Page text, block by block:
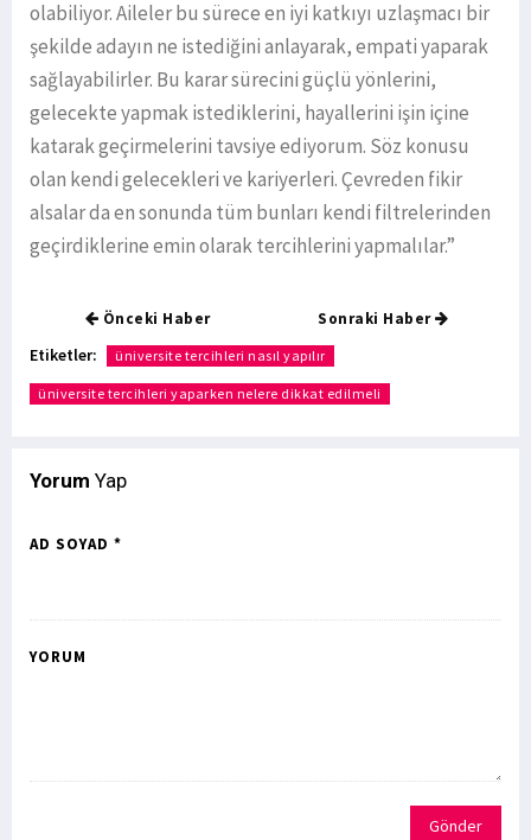
olabiliyor. Aileler bu sürece en iyi katkıyı uzlaşmacı bir
şekilde adayın ne istediğini anlayarak, empati yaparak
sağlayabilirler. Bu karar sürecini güçlü yönlerini,
gelecekte yapmak istediklerini, hayallerini işin içine
katarak geçirmelerini tavsiye ediyorum. Söz konusu
olan kendi gelecekleri ve kariyerleri. Çevreden fikir
alsalar da en sonunda tüm bunları kendi filtrelerinden
geçirdiklerine emin olarak tercihlerini yapmalılar.”
Önceki Haber Sonraki Haber
Etiketler: üniversite tercihleri nasıl yapılır
üniversite tercihleri yaparken nelere dikkat edilmeli
Yorum Yap
AD SOYAD *
YORUM
Gönder